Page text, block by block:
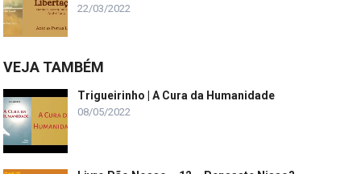
22/03/2022
VEJA TAMBÉM
Trigueirinho | A Cura da Humanidade
08/05/2022